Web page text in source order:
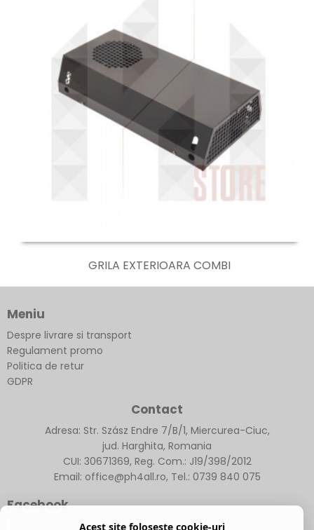
GRILA EXTERIOARA COMBI
Meniu
Despre livrare si transport
Regulament promo
Politica de retur
GDPR
Contact
Adresa: Str. Szász Endre 7/B/1, Miercurea-Ciuc,
jud. Harghita, Romania
CUI: 30671369, Reg. Com.: J19/398/2012
Email: office@ph4all.ro, Tel.: 0739 840 075
Facebook
Acest site folosește cookie-uri